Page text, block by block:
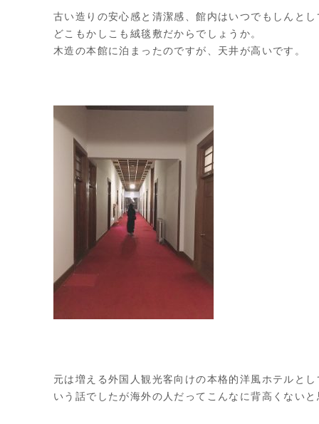
古い造りの安心感と清潔感、館内はいつでもしんと
どこもかしこも絨毯敷だからでしょうか。
木造の本館に泊まったのですが、天井が高いです。
元は増える外国人観光客向けの本格的洋風ホテルと
いう話でしたが海外の人だってこんなに背高くない